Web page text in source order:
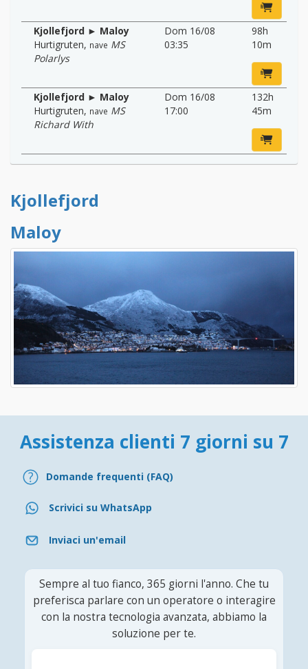
Kjollefjord ► Maloy
Hurtigruten, nave MS
Polarlys
Dom 16/08
03:35
98h
10m
Kjollefjord ► Maloy
Hurtigruten, nave MS
Richard With
Dom 16/08
17:00
132h
45m
Kjollefjord
Maloy
Assistenza clienti 7 giorni su 7
Domande frequenti (FAQ)
Scrivici su WhatsApp
Inviaci un'email
Sempre al tuo fianco, 365 giorni l'anno. Che tu
preferisca parlare con un operatore o interagire
con la nostra tecnologia avanzata, abbiamo la
soluzione per te.